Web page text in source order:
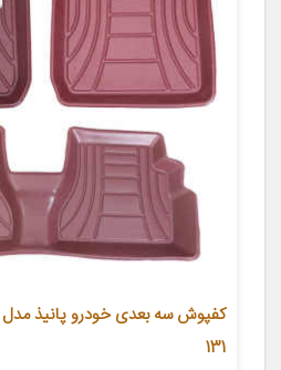
131